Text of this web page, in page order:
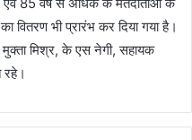
वितरण भी प्रारंभ कर दिया गया है।
मिश्र, के एस नेगी, सहायक
रहे।